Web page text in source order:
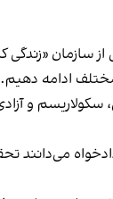
«زندگی
ادامه
و
می‌دانند